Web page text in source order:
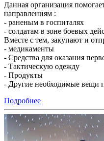
Данная организация
направлениям :
- раненым в госпиталях
- солдатам в зоне боевых
Вместе с тем, закупают и
- медикаменты
- Средства для оказания
- Тактическую одежду
- Продукты
- Другие необходимые вещи
Подробнее